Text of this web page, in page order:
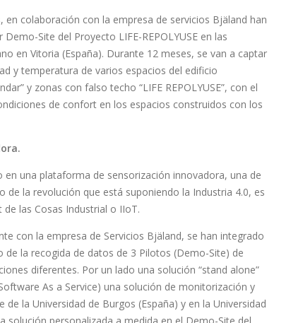
en colaboración con la empresa de servicios Bjäland han
Site del Proyecto LIFE-REPOLYUSE en las
en Vitoria (España). Durante 12 meses, se van a captar
y temperatura de varios espacios del edificio
y zonas con falso techo “LIFE REPOLYUSE”, con el
de confort en los espacios construidos con los
una plataforma de sensorización innovadora, una de
la revolución que está suponiendo la Industria 4.0, es
las Cosas Industrial o IIoT.
con la empresa de Servicios Bjäland, se han integrado
la recogida de datos de 3 Pilotos (Demo-Site) de
diferentes. Por un lado una solución “stand alone”
As a Service) una solución de monitorización y
la Universidad de Burgos (España) y en la Universidad